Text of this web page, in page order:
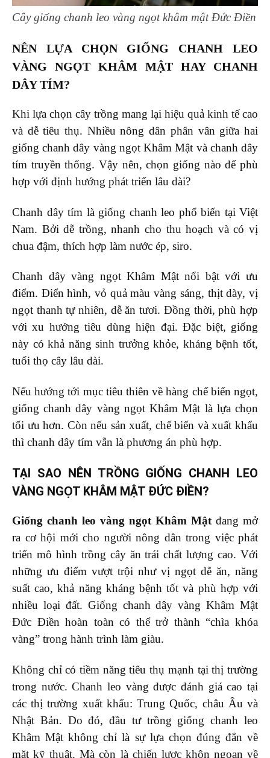
Cây giống chanh leo vàng ngọt khâm mật Đức Điền
NÊN LỰA CHỌN GIỐNG CHANH LEO
VÀNG NGỌT KHÂM MẬT HAY CHANH
DÂY TÍM?
Khi lựa chọn cây trồng mang lại hiệu quả kinh tế cao
và dễ tiêu thụ. Nhiều nông dân phân vân giữa hai
giống chanh dây vàng ngọt Khâm Mật và chanh dây
tím truyền thống. Vậy nên, chọn giống nào để phù
hợp với định hướng phát triển lâu dài?
Chanh dây tím là giống chanh leo phổ biến tại Việt
Nam. Bởi dễ trồng, nhanh cho thu hoạch và có vị
chua đậm, thích hợp làm nước ép, siro.
Chanh dây vàng ngọt Khâm Mật nổi bật với ưu
điểm. Điển hình, vỏ quả màu vàng sáng, thịt dày, vị
ngọt thanh tự nhiên, dễ ăn tươi. Đồng thời, phù hợp
với xu hướng tiêu dùng hiện đại. Đặc biệt, giống
này có khả năng sinh trưởng khỏe, kháng bệnh tốt,
tuổi thọ cây lâu dài.
Nếu hướng tới mục tiêu thiên về hàng chế biến ngọt,
giống chanh dây vàng ngọt Khâm Mật là lựa chọn
tối ưu hơn. Còn nếu sản xuất, chế biến và xuất khẩu
thì chanh dây tím vẫn là phương án phù hợp.
TẠI SAO NÊN TRỒNG GIỐNG CHANH LEO
VÀNG NGỌT KHÂM MẬT ĐỨC ĐIỀN?
Giống chanh leo vàng ngọt Khâm Mậtđang mở
ra cơ hội mới cho người nông dân trong việc phát
triển mô hình trồng cây ăn trái chất lượng cao. Với
những ưu điểm vượt trội như vị ngọt dễ ăn, năng
suất cao, khả năng kháng bệnh tốt và phù hợp với
nhiều loại đất. Giống chanh dây vàng Khâm Mật
Đức Điền hoàn toàn có thể trở thành “chìa khóa
vàng” trong hành trình làm giàu.
Không chỉ có tiềm năng tiêu thụ mạnh tại thị trường
trong nước. Chanh leo vàng được đánh giá cao tại
các thị trường xuất khẩu: Trung Quốc, châu Âu và
Nhật Bản. Do đó, đầu tư trồng giống chanh leo
Khâm Mật không chỉ là sự lựa chọn đúng đắn về
mặt kỹ thuật. Mà còn là chiến lược khôn ngoan về